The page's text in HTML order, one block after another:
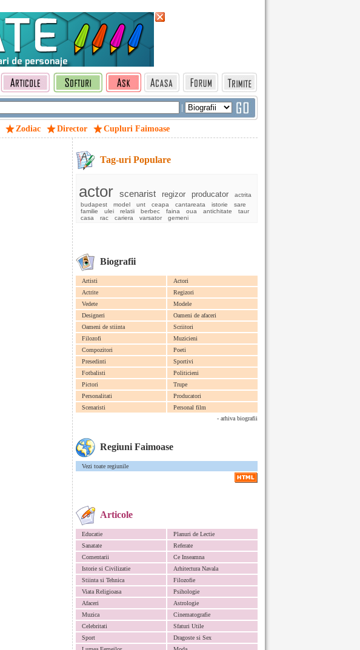
|
Zodiac Director Cupluri Faimoase
Tag-uri Populare
actor scenarist regizor producator
actrita
budapest
model unt ceapa cantareata istorie
sare
familie
ulei relatii berbec faina oua antichitate
taur
casa
rac cariera varsator gemeni
Biografii
Artisti
Actori
Actrite
Regizori
Vedete
Modele
Designeri
Oameni de afaceri
Oameni de stiinta
Scriitori
Filozofi
Muzicieni
Compozitori
Poeti
Presedinti
Sportivi
Fotbalisti
Politicieni
Pictori
Trupe
Personalitati
Producatori
Scenaristi
Personal film
- arhiva biografii
Regiuni Faimoase
Vezi toate regiunile
Articole
Educatie
Planuri de Lectie
Sanatate
Referate
Comentarii
Ce Inseamna
Istorie si Civilizatie
Arhitectura Navala
Stiinta si Tehnica
Filozofie
Viata Religioasa
Psihologie
Afaceri
Astrologie
Muzica
Cinematografie
Celebritati
Sfaturi Utile
Sport
Dragoste si Sex